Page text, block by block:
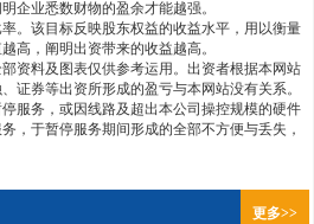
企业悉数财物的盈余才能越强。
该目标反映股东权益的收益水平，用以衡量
高，阐明出资带来的收益越高。
料及图表仅供参考运用。出资者根据本网站
证券等出资所形成的盈亏与本网站没有关系。
服务，或因线路及超出本公司操控规模的硬件
，于暂停服务期间形成的全部不方便与丢失，
更多>>